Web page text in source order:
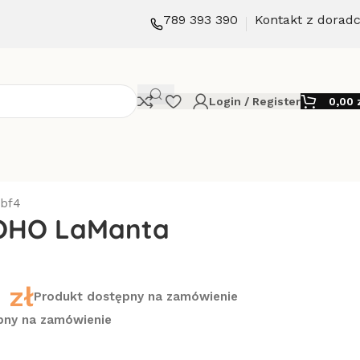
789 393 390 Kontakt z
Login / Register 0,00
LaManta
złProdukt dostępny na zamówienie
na zamówienie